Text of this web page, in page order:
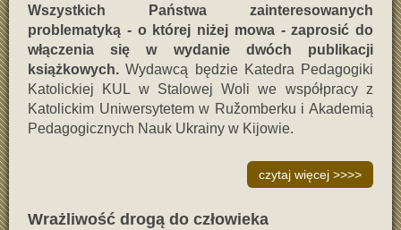
Wszystkich Państwa zainteresowanych
problematyką - o której niżej mowa - zaprosić do
włączenia się w wydanie dwóch publikacji
książkowych.Wydawcą będzie Katedra Pedagogiki
Katolickiej KUL w Stalowej Woli we współpracy z
Katolickim Uniwersytetem w Ružomberku i Akademią
Pedagogicznych Nauk Ukrainy w Kijowie.
czytaj więcej >>>>
Wrażliwość drogą do człowieka